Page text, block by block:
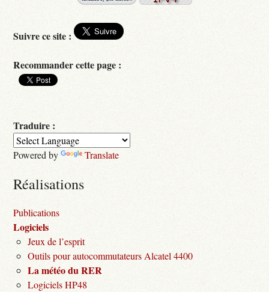
Suivre ce site :
Recommander cette page :
Traduire :
Powered by Translate
Réalisations
Publications
Logiciels
Jeux de l’esprit
Outils pour autocommutateurs Alcatel 4400
La météo du RER
Logiciels HP48